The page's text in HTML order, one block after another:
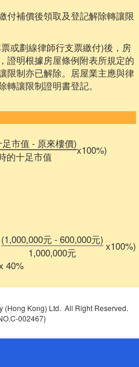
付補價後領取及登記解除轉讓限
或劃線律師行支票繳付)後，房
證明根據房屋條例附表所規定的
限制亦已解除。居屋業主應與律
讓限制證明書登記。
市值 - 原來樓價)
的十足市值
x100%)
(1,000,000元 - 600,000元)
x100%)
1,000,000元
40%
(Hong Kong) Ltd. All Right Reserved.
002467)